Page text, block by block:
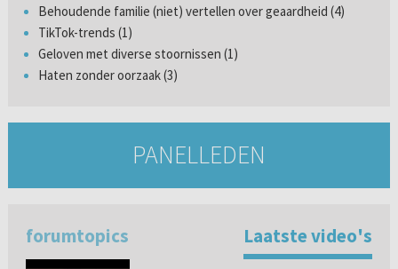
Behoudende familie (niet) vertellen over geaardheid (4)
TikTok-trends (1)
Geloven met diverse stoornissen (1)
Haten zonder oorzaak (3)
PANELLEDEN
forumtopics Laatste video's